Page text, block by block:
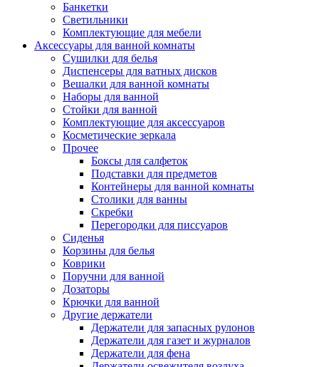
Банкетки
Светильники
Комплектующие для мебели
Аксессуары для ванной комнаты
Сушилки для белья
Диспенсеры для ватных дисков
Вешалки для ванной комнаты
Наборы для ванной
Стойки для ванной
Комплектующие для аксессуаров
Косметические зеркала
Прочее
Боксы для салфеток
Подставки для предметов
Контейнеры для ванной комнаты
Столики для ванны
Скребки
Перегородки для писсуаров
Сиденья
Корзины для белья
Коврики
Поручни для ванной
Дозаторы
Крючки для ванной
Другие держатели
Держатели для запасных рулонов
Держатели для газет и журналов
Держатели для фена